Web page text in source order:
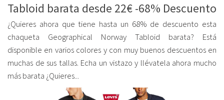
Tabloid barata desde 22€ -68% Descuento
¿Quieres ahora que tiene hasta un 68% de descuento esta
chaqueta Geographical Norway Tabloid barata? Está
disponible en varios colores y con muy buenos descuentos en
muchas de sus tallas. Echa un vistazo y llévatela ahora mucho
más barata ¿Quieres...